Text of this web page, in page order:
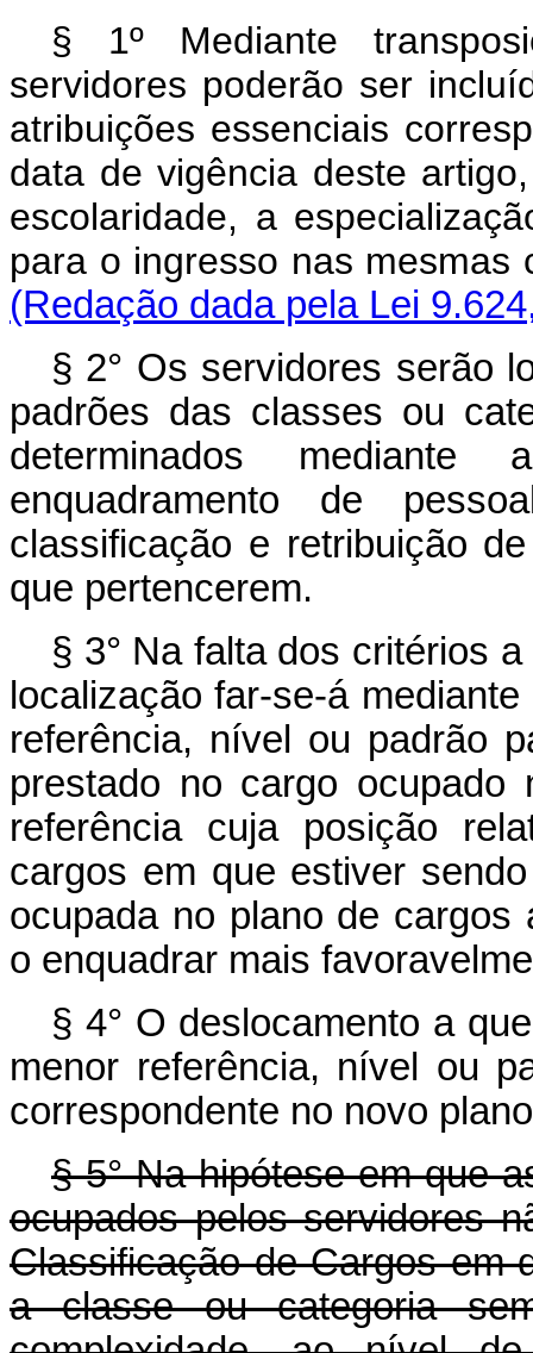
§ 1º Mediante
servidores poderão ser
atribuições essenciais
data de vigência deste
escolaridade, a
para o ingresso nas
(Redação dada pela Lei
§ 2° Os servidores serão
padrões das classes ou
determinados
enquadramento de
classificação e retribuição
que pertencerem.
§ 3° Na falta dos critérios
localização far-se-á
referência, nível ou padrão
prestado no cargo
referência cuja posição
cargos em que estiver
ocupada no plano de cargos
o enquadrar mais
§ 4° O deslocamento a
menor referência, nível ou
correspondente no novo
§ 5° Na hipótese em que
ocupados pelos servidores
Classificação de Cargos em
a classe ou categoria